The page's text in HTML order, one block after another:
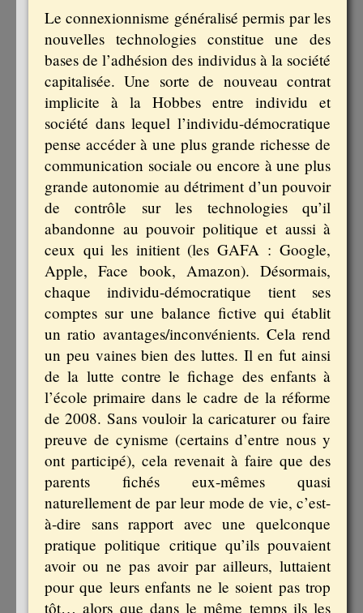
Le connexionnisme généralisé permis par les
nouvelles technologies constitue une des
bases de l’adhésion des individus à la société
capitalisée. Une sorte de nouveau contrat
implicite à la Hobbes entre individu et
société dans lequel l’individu-démocratique
pense accéder à une plus grande richesse de
communication sociale ou encore à une plus
grande autonomie au détriment d’un pouvoir
de contrôle sur les technologies qu’il
abandonne au pouvoir politique et aussi à
ceux qui les initient (les GAFA : Google,
Apple, Face book, Amazon). Désormais,
chaque individu-démocratique tient ses
comptes sur une balance fictive qui établit
un ratio avantages/inconvénients. Cela rend
un peu vaines bien des luttes. Il en fut ainsi
de la lutte contre le fichage des enfants à
l’école primaire dans le cadre de la réforme
de 2008. Sans vouloir la caricaturer ou faire
preuve de cynisme (certains d’entre nous y
ont participé), cela revenait à faire que des
parents fichés eux-mêmes quasi
naturellement de par leur mode de vie, c’est-
à-dire sans rapport avec une quelconque
pratique politique critique qu’ils pouvaient
avoir ou ne pas avoir par ailleurs, luttaient
pour que leurs enfants ne le soient pas trop
tôt… alors que dans le même temps ils les